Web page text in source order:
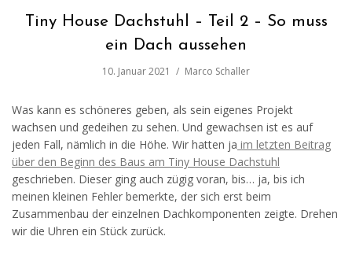
Tiny House Dachstuhl – Teil 2 – So muss
ein Dach aussehen
10. Januar 2021 Marco Schaller
Was kann es schöneres geben, als sein eigenes Projekt
wachsen und gedeihen zu sehen. Und gewachsen ist es auf
jeden Fall, nämlich in die Höhe. Wir hatten ja im letzten Beitrag
über den Beginn des Baus am Tiny House Dachstuhl
geschrieben. Dieser ging auch zügig voran, bis… ja, bis ich
meinen kleinen Fehler bemerkte, der sich erst beim
Zusammenbau der einzelnen Dachkomponenten zeigte. Drehen
wir die Uhren ein Stück zurück.